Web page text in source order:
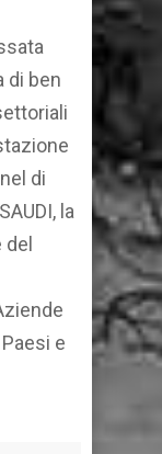
di ben
di
la
e